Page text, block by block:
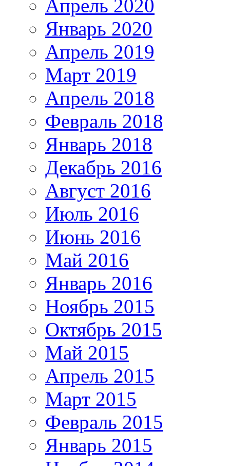
Апрель 2020
Январь 2020
Апрель 2019
Март 2019
Апрель 2018
Февраль 2018
Январь 2018
Декабрь 2016
Август 2016
Июль 2016
Июнь 2016
Май 2016
Январь 2016
Ноябрь 2015
Октябрь 2015
Май 2015
Апрель 2015
Март 2015
Февраль 2015
Январь 2015